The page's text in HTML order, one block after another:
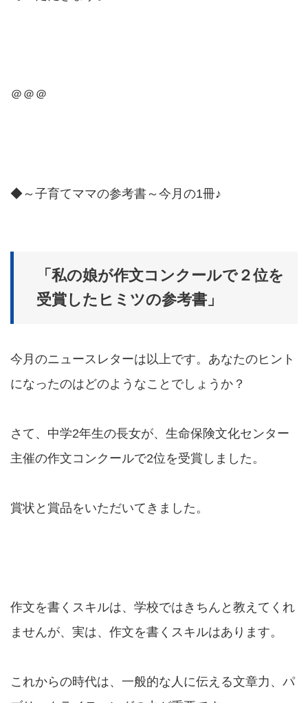
＠＠＠
◆～子育てママの参考書～今月の1冊♪
「私の娘が作文コンクールで２位を
受賞したヒミツの参考書」
今月のニュースレターは以上です。あなたのヒント
になったのはどのようなことでしょうか？
さて、中学2年生の長女が、生命保険文化センター
主催の作文コンクールで2位を受賞しました。
賞状と賞品をいただいてきました。
作文を書くスキルは、学校ではきちんと教えてくれ
ませんが、実は、作文を書くスキルはあります。
これからの時代は、一般的な人に伝える文章力、パ